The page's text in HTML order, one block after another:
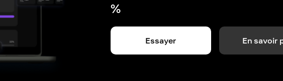
%
Essayer En savoir